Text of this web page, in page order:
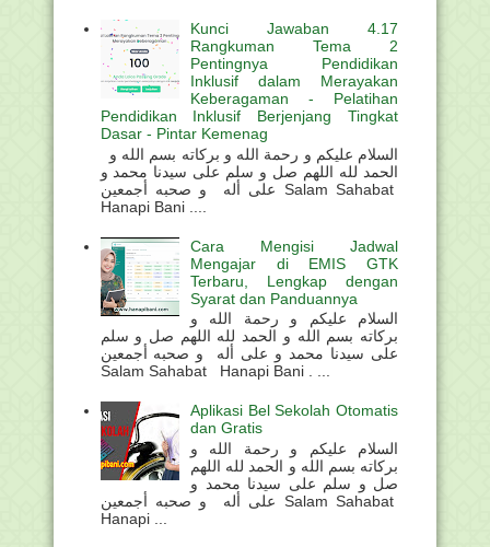
Kunci Jawaban 4.17
Rangkuman Tema 2
Pentingnya Pendidikan
Inklusif dalam Merayakan
Keberagaman - Pelatihan
Pendidikan Inklusif Berjenjang Tingkat
Dasar - Pintar Kemenag
الحمد لله اللهم صل و سلم على سيدنا محمد و
على أله و صحبه أجمعين Salam Sahabat
Hanapi Bani ....
Cara Mengisi Jadwal
Mengajar di EMIS GTK
Terbaru, Lengkap dengan
Syarat dan Panduannya
السلام عليكم و رحمة الله و
بركاته بسم الله و الحمد لله اللهم صل و سلم
على سيدنا محمد و على أله و صحبه أجمعين
Salam Sahabat Hanapi Bani . ...
Aplikasi Bel Sekolah Otomatis
dan Gratis
السلام عليكم و رحمة الله و
بركاته بسم الله و الحمد لله اللهم
صل و سلم على سيدنا محمد و
على أله و صحبه أجمعين Salam Sahabat
Hanapi ...